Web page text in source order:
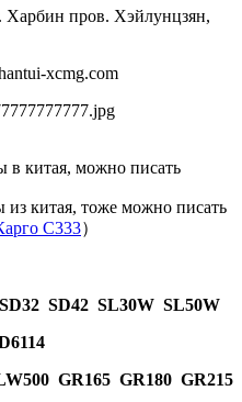
Харбин пров. Хэйлунцзян,
xcmg.com
в китая, можно писать
из китая, тоже можно писать
C333）
SD42 SL30W SL50W
GR165 GR180 GR215